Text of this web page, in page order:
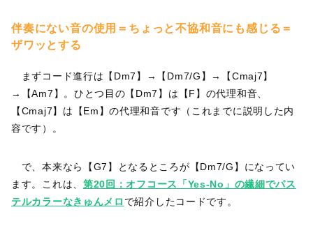
伴奏にない音の使用＝ちょっと不協和音にも感じる＝
ザワッとする
まずコード進行は【Dm7】→【Dm7/G】→【Cmaj7】
→【Am7】。ひとつ目の【Dm7】は【F】の代理和音、
【Cmaj7】は【Em】の代理和音です（これまでに説明した内
容です）。
で、本来なら【G7】となるところが【Dm7/G】になってい
ます。これは、 第20回：オフコース「Yes-No」の繊細でパス
テルカラーなきゅんメロ で紹介したコードです。